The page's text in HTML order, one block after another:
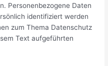
Personenbezogene Daten
identifiziert werden
zum Thema Datenschutz
Text aufgeführten